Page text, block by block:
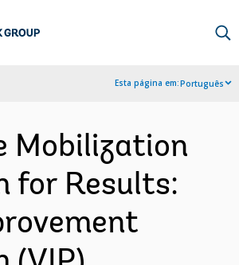
Esta página em:Português
Mobilization
for Results: